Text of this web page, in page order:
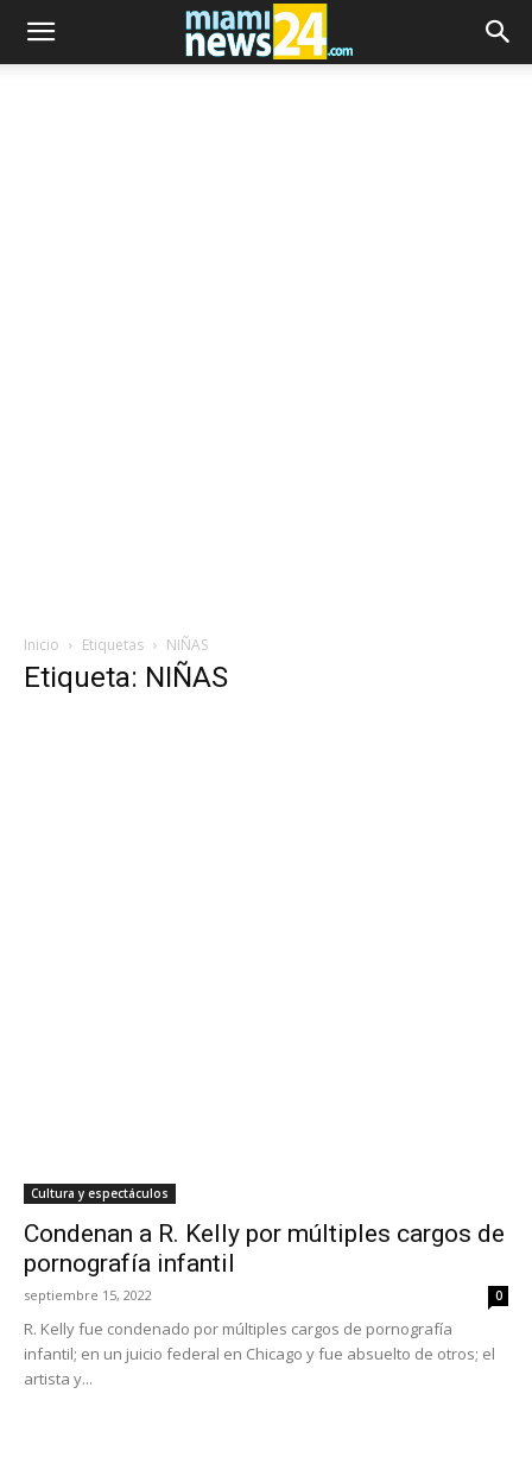
Inicio Etiquetas NIÑAS
Etiqueta: NIÑAS
Cultura y espectáculos
Condenan a R. Kelly por múltiples cargos de
pornografía infantil
septiembre 15, 2022 0
R. Kelly fue condenado por múltiples cargos de pornografía
infantil; en un juicio federal en Chicago y fue absuelto de otros; el
artista y...